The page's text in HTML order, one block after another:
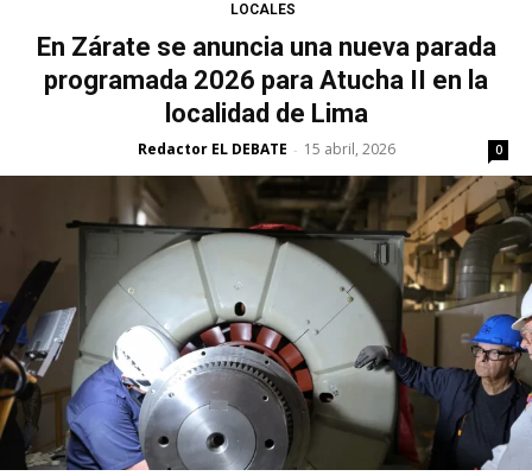
LOCALES
En Zárate se anuncia una nueva parada
programada 2026 para Atucha II en la
localidad de Lima
Redactor EL DEBATE - 15 abril, 2026 0